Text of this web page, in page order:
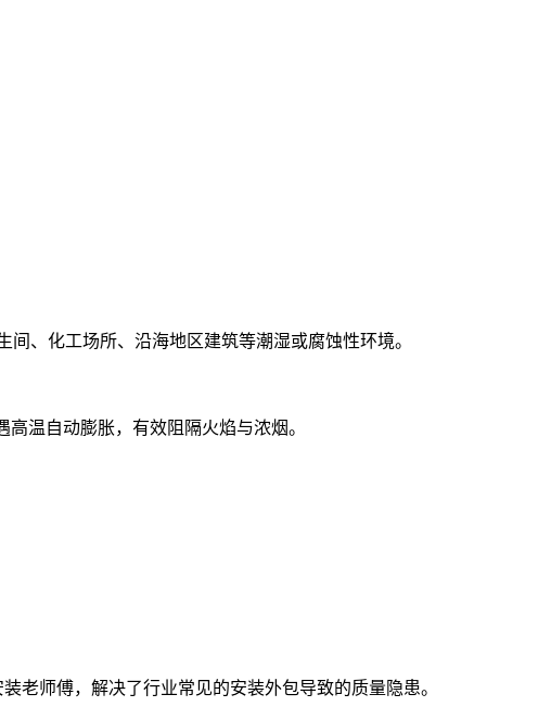
、化工场所、沿海地区建筑等潮湿或腐蚀性环境。
温自动膨胀，有效阻隔火焰与浓烟。
师傅，解决了行业常见的安装外包导致的质量隐患。